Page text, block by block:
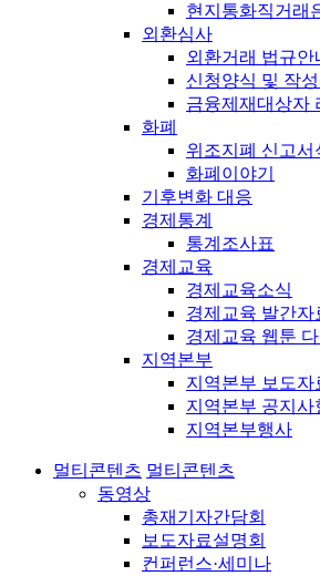
현지통화직거래
외환심사
외환거래 법규안
신청양식 및 작성
금융제재대상자
화폐
위조지폐 신고서
화폐이야기
기후변화 대응
경제통계
통계조사표
경제교육
경제교육소식
경제교육 발간자
경제교육 웹툰
지역본부
지역본부 보도자
지역본부 공지사
지역본부행사
멀티콘텐츠 멀티콘텐츠
동영상
총재기자간담회
보도자료설명회
컨퍼런스·세미나